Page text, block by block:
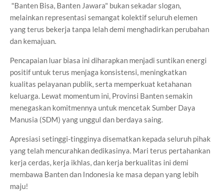
"Banten Bisa, Banten Jawara" bukan sekadar slogan,
melainkan representasi semangat kolektif seluruh elemen
yang terus bekerja tanpa lelah demi menghadirkan perubahan
dan kemajuan.
Pencapaian luar biasa ini diharapkan menjadi suntikan energi
positif untuk terus menjaga konsistensi, meningkatkan
kualitas pelayanan publik, serta memperkuat ketahanan
keluarga. Lewat momentum ini, Provinsi Banten semakin
menegaskan komitmennya untuk mencetak Sumber Daya
Manusia (SDM) yang unggul dan berdaya saing.
Apresiasi setinggi-tingginya disematkan kepada seluruh pihak
yang telah mencurahkan dedikasinya. Mari terus pertahankan
kerja cerdas, kerja ikhlas, dan kerja berkualitas ini demi
membawa Banten dan Indonesia ke masa depan yang lebih
maju!